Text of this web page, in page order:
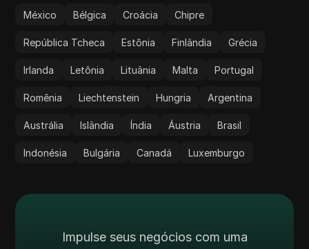
México Bélgica Croácia Chipre
República Tcheca Estônia Finlândia Grécia
Irlanda Letônia Lituânia Malta Portugal
Romênia Liechtenstein Hungria Argentina
Austrália Islândia Índia Áustria Brasil
Indonésia Bulgária Canadá Luxemburgo
Impulse seus negócios com uma